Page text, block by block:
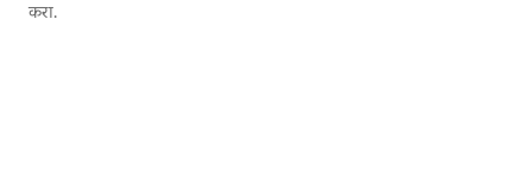
करा.